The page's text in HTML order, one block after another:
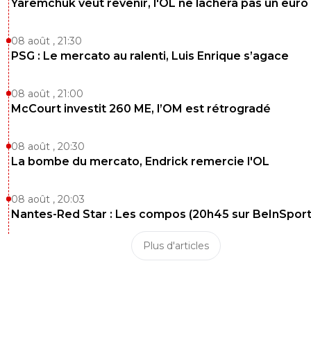
Yaremchuk veut revenir, l'OL ne lâchera pas un euro
08 août , 21:30
PSG : Le mercato au ralenti, Luis Enrique s’agace
08 août , 21:00
McCourt investit 260 ME, l’OM est rétrogradé
08 août , 20:30
La bombe du mercato, Endrick remercie l'OL
08 août , 20:03
Nantes-Red Star : Les compos (20h45 sur
Plus d'articles